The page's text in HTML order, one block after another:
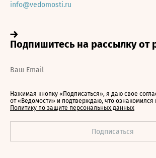
info@vedomosti.ru
Нажимая кнопку «Подписаться», я даю свое
от «Ведомости» и подтверждаю, что
Политику по защите персональных данных